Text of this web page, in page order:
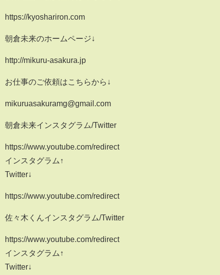
https://kyoshariron.com
朝倉未来のホームページ↓
http://mikuru-asakura.jp
お仕事のご依頼はこちらから↓
mikuruasakuramg@gmail.com
朝倉未来インスタグラム/Twitter
https://www.youtube.com/redirect
インスタグラム↑
Twitter↓
https://www.youtube.com/redirect
佐々木くんインスタグラム/Twitter
https://www.youtube.com/redirect
インスタグラム↑
Twitter↓